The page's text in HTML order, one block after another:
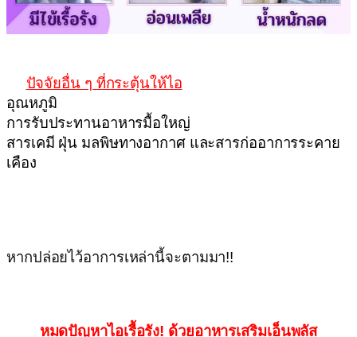
ปัจจัยอื่น ๆ ที่กระตุ้นให้ไอ
อุณหภูมิ
การรับประทานอาหารมื้อใหญ่
สารเคมี ฝุ่น มลพิษทางอากาศ และสารก่ออาการระคาย
เคือง
หากปล่อยไว้อาการเหล่านี้จะตามมา!!
หมดปัญหาไอเรื้อรัง! ด้วยอาหารเสริมเอ็นพลัส